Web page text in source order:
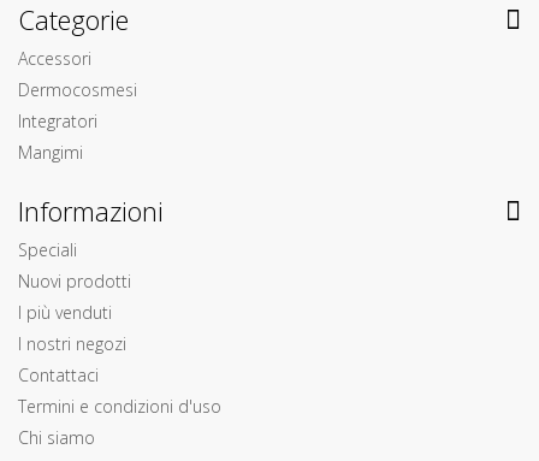
Categorie
Accessori
Dermocosmesi
Integratori
Mangimi
Informazioni
Speciali
Nuovi prodotti
I più venduti
I nostri negozi
Contattaci
Termini e condizioni d'uso
Chi siamo